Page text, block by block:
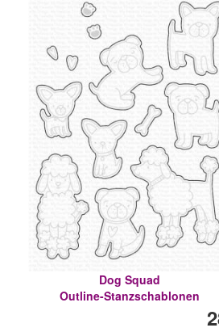
Dog Squad
Outline-Stanzschablonen